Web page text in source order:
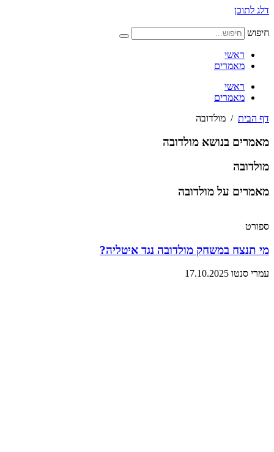
דלג לתוכן
חיפוש
ראשי
מאמרים
ראשי
מאמרים
דף הבית / מולדובה
מאמרים בנושא מולדובה
מולדובה
מאמרים על מולדובה
ספורט
מי תנצח במשחק מולדובה נגד איטליה?
עמרי סנטו 17.10.2025